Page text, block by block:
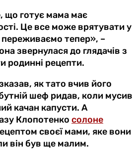
що готує мама має
Це все може врятувати у
переживаємо тепер», –
звернулася до глядачів з
родинні рецепти.
як тато вчив його
шеф ридав, коли мусив
качан капусти. А
Клопотенко солоне
своєї мами, яке вони
він був ще малим.